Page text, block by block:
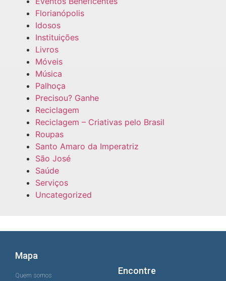
Florianópolis
Idosos
Instituições
Livros
Móveis
Música
Palhoça
Precisou? Ganhe
Reciclagem
Reciclagem – Criativas pelo Brasil
Roupas
Santo Amaro da Imperatriz
São José
Saúde
Serviços
Uncategorized
Mapa
Quem somos
Encontre